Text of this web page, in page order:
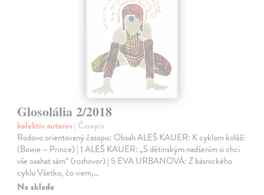
Glosolália 2/2018
kolektív autorov| Časopis
Rodovo orientovaný časopis: Obsah ALEŠ KAUER: K cyklom koláží
(Bowie – Prince) | 1 ALEŠ KAUER: „S dětinským nadšením si chci
vše osahat sám“ (rozhovor) | 5 EVA URBANOVÁ: Z básnického
cyklu Všetko, čo viem,…
Na sklade